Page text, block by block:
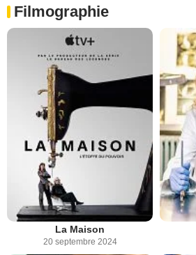
Filmographie
La Maison
20 septembre 2024